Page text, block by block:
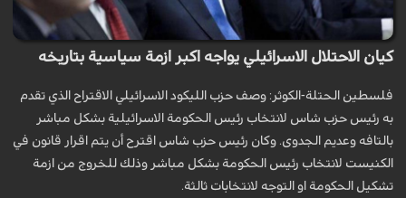
كيان الاحتلال الاسرائيلي يواجه اكبر ازمة سياسية بتاريخه
فلسطين الحتلة-الكوثر: وصف حزب الليكود الاسرائيلي الاقتراح الذي تقدم
به رئيس حزب شاس لانتخاب رئيس الحكومة الاسرائيلية بشكل مباشر
بالتافه وعديم الجدوى. وكان رئيس حزب شاس اقترح أن يتم اقرار قانون في
الكنيست لانتخاب رئيس الحكومة بشكل مباشر وذلك للخروج من ازمة
تشكيل الحكومة او التوجه لانتخابات ثالثة.